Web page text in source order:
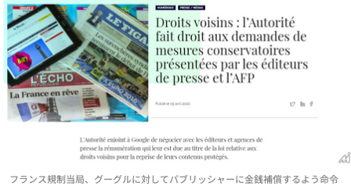
フランス規制当局、グーグルに対してパブリッシャーに金銭補償するよう命令